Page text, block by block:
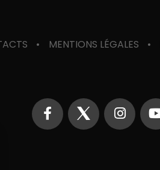
MENTIONS LÉGALES